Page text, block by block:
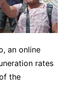
an online
rates
the